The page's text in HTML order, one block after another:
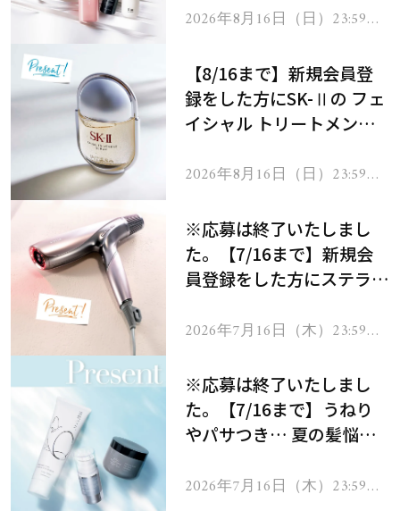
2026年8月16日（日）23:59ま
【8/16まで】新規会員登
録をした方にSK-Ⅱの フェ
イシャル トリートメント
2026年8月16日（日）23:59ま
※応募は終了いたしまし
た。【7/16まで】新規会
員登録をした方にステラボ
ヘアドライヤー ジュエル
2026年7月16日（木）23:59ま
※応募は終了いたしまし
た。【7/16まで】うねり
やパサつき… 夏の髪悩み
ムを13名様にプレゼン
2026年7月16日（木）23:59ま